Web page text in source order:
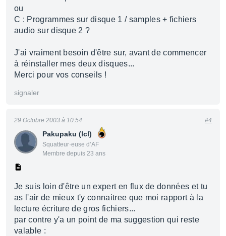
ou
C : Programmes sur disque 1 / samples + fichiers
audio sur disque 2 ?
J'ai vraiment besoin d'être sur, avant de commencer
à réinstaller mes deux disques...
Merci pour vos conseils !
signaler
Pakupaku (lcl)
Squatteur·euse d’AF
Membre depuis 23 ans
29 Octobre 2003 à 10:54 #4
Je suis loin d'être un expert en flux de données et tu
as l'air de mieux t'y connaitree que moi rapport à la
lecture écriture de gros fichiers...
par contre y'a un point de ma suggestion qui reste
valable :